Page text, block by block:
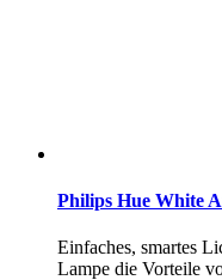
Philips Hue White
Einfaches, smartes
Lampe die Vorteile